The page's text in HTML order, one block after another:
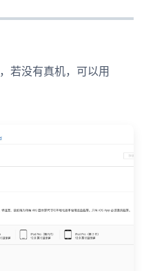
若没有真机，可以用